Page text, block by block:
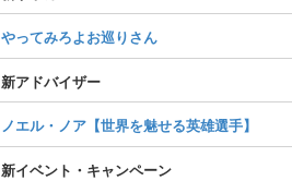
やってみろよお巡りさん
新アドバイザー
ノエル・ノア【世界を魅せる英雄選手】
新イベント・キャンペーン